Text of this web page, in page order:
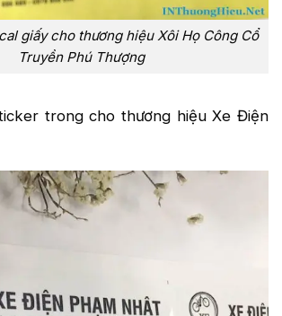
giấy cho thương hiệu Xôi Họ Công Cổ
Truyền Phú Thượng
trong cho thương hiệu Xe Điện